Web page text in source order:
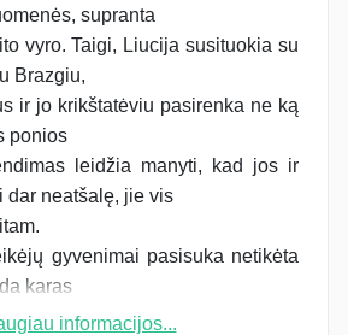
supranta
vyro. Taigi, Liucija susituokia su
Brazgiu,
ir jo krikštatėviu pasirenka ne ką
ponios
leidžia manyti, kad jos ir
dar neatšalę, jie vis
gyvenimai pasisuka netikėta
karas
informacijos...